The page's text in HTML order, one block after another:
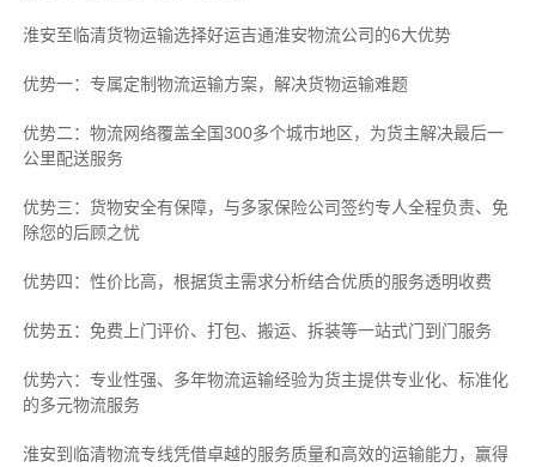
淮安至临清货物运输选择好运吉通淮安物流公司的6大优势
优势一：专属定制物流运输方案，解决货物运输难题
优势二：物流网络覆盖全国300多个城市地区，为货主解决最后一
公里配送服务
优势三：货物安全有保障，与多家保险公司签约专人全程负责、免
除您的后顾之忧
优势四：性价比高，根据货主需求分析结合优质的服务透明收费
优势五：免费上门评价、打包、搬运、拆装等一站式门到门服务
优势六：专业性强、多年物流运输经验为货主提供专业化、标准化
的多元物流服务
淮安到临清物流专线凭借卓越的服务质量和高效的运输能力，赢得